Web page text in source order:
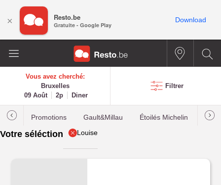
Vous avez cherché:
Bruxelles
09 Août
2p Diner
Filtrer
Promotions Gault&Millau Étoilés Michelin Les
Votre séléction Louise
× Resto.be
Gratuite - Google Play
Download